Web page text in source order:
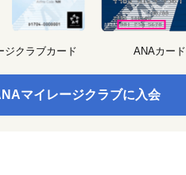
ジクラブカード ANAカード
マイレージクラブに入会